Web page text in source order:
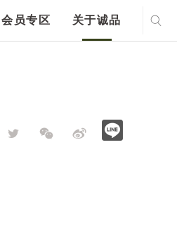
会员专区 关于诚品